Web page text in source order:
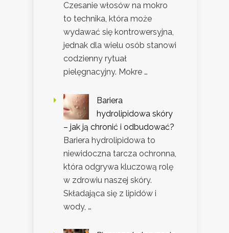
Czesanie włosów na mokro
to technika, która może
wydawać się kontrowersyjna,
jednak dla wielu osób stanowi
codzienny rytuał
pielęgnacyjny. Mokre …
Bariera
hydrolipidowa skóry
– jak ją chronić i odbudować?
Bariera hydrolipidowa to
niewidoczna tarcza ochronna,
która odgrywa kluczową rolę
w zdrowiu naszej skóry.
Składająca się z lipidów i
wody, …